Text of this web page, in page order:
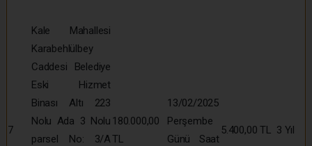
7
Kale Mahallesi
Karabehlülbey
Caddesi Belediye
Eski Hizmet
Binası Altı 223
Nolu Ada 3 Nolu
parsel No: 3/A
180.000,00
TL
13/02/2025
Perşembe
Günü Saat
5.400,00 TL 3 Yıl